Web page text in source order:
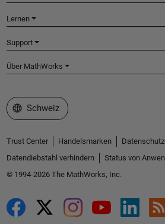
Lernen
Support
Über MathWorks
Website auswählen
Schweiz
Trust Center Handelsmarken
Datendiebstahl verhindern
Status von
© 1994-2026 The MathWorks, Inc.